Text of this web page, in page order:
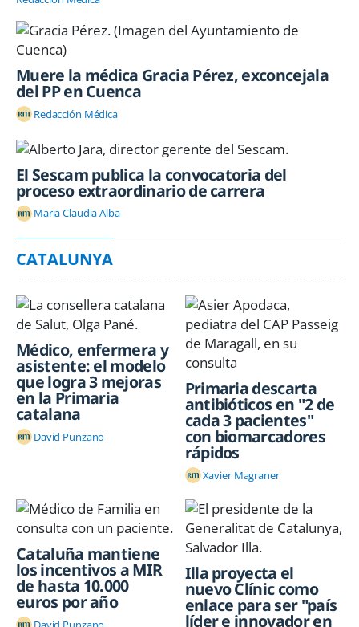
Muere la médica Gracia Pérez, exconcejala
del PP en Cuenca
Redacción Médica
El Sescam publica la convocatoria del
proceso extraordinario de carrera
Maria Claudia Alba
CATALUNYA
Médico, enfermera y
asistente: el modelo
que logra 3 mejoras
en la Primaria
catalana
David Punzano
Primaria descarta
antibióticos en "2 de
cada 3 pacientes"
con biomarcadores
rápidos
Xavier Magraner
Cataluña mantiene
los incentivos a MIR
de hasta 10.000
euros por año
Illa proyecta el
nuevo Clínic como
enlace para ser "país
líder e innovador en